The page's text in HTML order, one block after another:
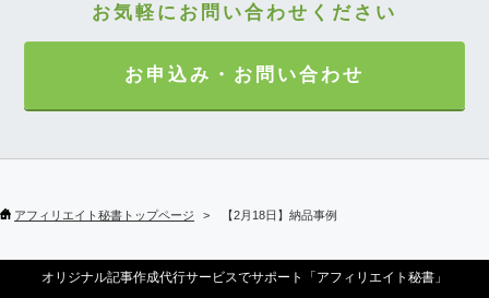
お気軽にお問い合わせください
お申込み・お問い合わせ
アフィリエイト秘書トップページ 【2月18日】納品事例
オリジナル記事作成代行サービスでサポート「アフィリエイト秘書」